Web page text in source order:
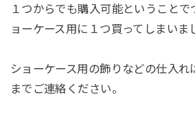
１つからでも購入可能ということ
ョーケース用に１つ買ってしまいま
ショーケース用の飾りなどの仕入れ
までご連絡ください。